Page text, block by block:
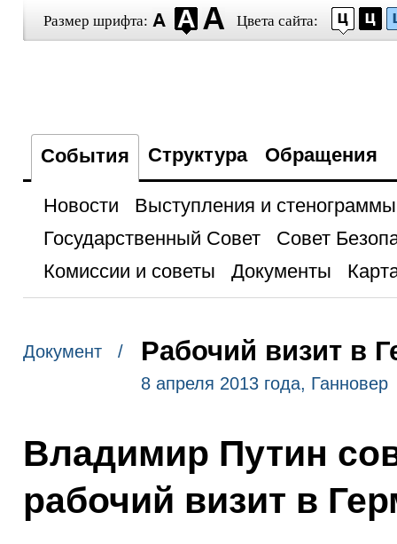
Размер шрифта: Цвета сайта:
События Структура Обращения
Новости
Выступления и стенограммы
Государственный Совет
Совет
Комиссии и советы
Документы
Документ / Рабочий визит в
8 апреля 2013 года, Ганновер
Владимир Путин
рабочий визит в